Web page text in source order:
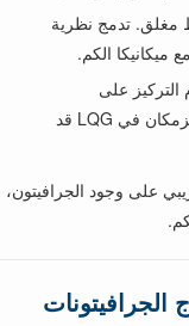
مغلق. تدمج نظرية
ميكانيكا الكم.
على
الجرافيتونات بشكل مباشر، إلا أن التكميم الكمي للزمكان في LQG قد
على وجود الجرافيتون،